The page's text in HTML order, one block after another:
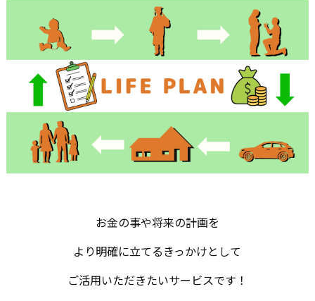
お金の事や将来の計画を
より明確に立てるきっかけとして
ご活用いただきたいサービスです！